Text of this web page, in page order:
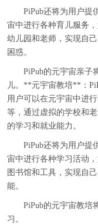
PiPub还将为用户提
宙中进行各种育儿服务
幼儿园和老师，实现自
困惑。
PiPub的元宇宙亲子
儿。**元宇宙教培**：
用户可以在元宇宙中进
等，通过虚拟的学校和
的学习和就业能力。
PiPub还将为用户提
宙中进行各种学习活动
图书馆和工具，实现自
能。
PiPub的元宇宙教培
习。